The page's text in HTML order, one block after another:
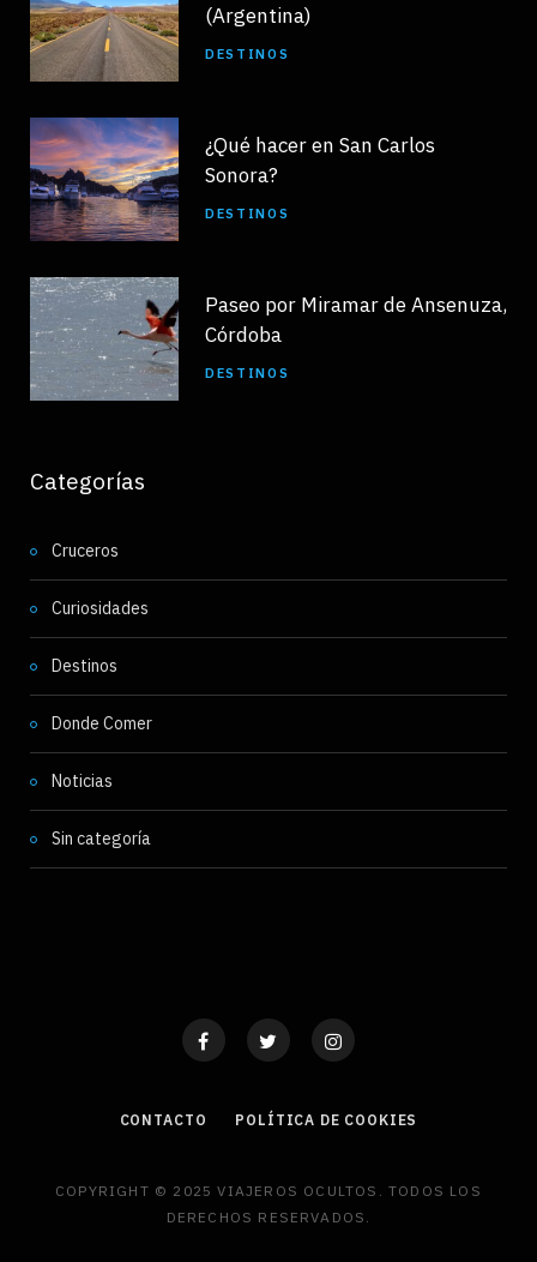
(Argentina)
DESTINOS
¿Qué hacer en San Carlos
Sonora?
DESTINOS
Paseo por Miramar de Ansenuza,
Córdoba
DESTINOS
Categorías
Cruceros
Curiosidades
Destinos
Donde Comer
Noticias
Sin categoría
CONTACTO POLÍTICA DE COOKIES
COPYRIGHT © 2025 VIAJEROS OCULTOS. TODOS LOS
DERECHOS RESERVADOS.